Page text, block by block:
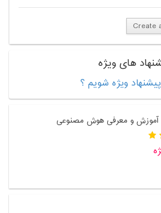
Create
های ویژه
ویژه شویم ؟
آموزش و معرفی هوش مصنوعی